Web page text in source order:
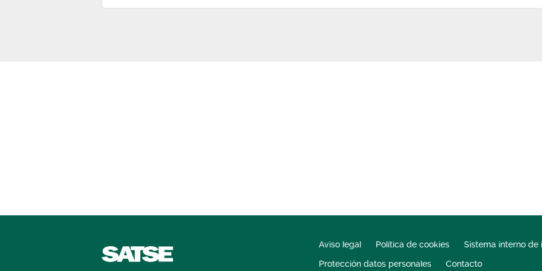
Aviso legal Política de cookies
Sistema interno de
Protección datos personales
Contacto